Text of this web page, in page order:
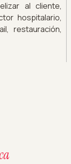
al cliente,
hospitalario,
restauración,